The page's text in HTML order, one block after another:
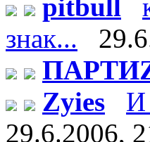
pitbull
знак...
Zyies
И
29.6.2006,